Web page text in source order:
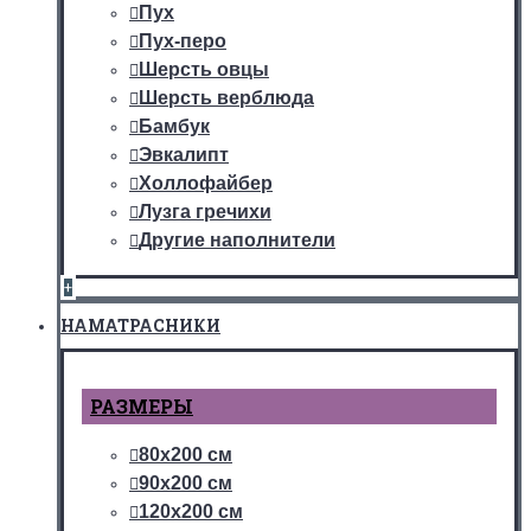
Пух
Пух-перо
Шерсть овцы
Шерсть верблюда
Бамбук
Эвкалипт
Холлофайбер
Лузга гречихи
Другие наполнители
+
НАМАТРАСНИКИ
РАЗМЕРЫ
80х200 см
90х200 см
120х200 см